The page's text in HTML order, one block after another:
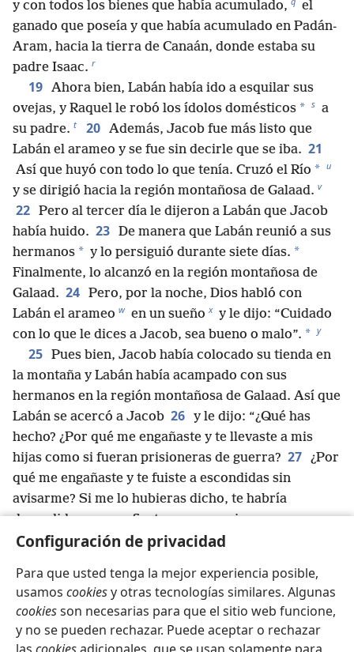
Configuración de privacidad
Para que usted tenga la mejor experiencia posible,
usamos cookiesy otras tecnologías similares. Algunas
cookiesson necesarias para que el sitio web funcione,
y no se pueden rechazar. Puede aceptar o rechazar
y con todos los bienes que había acumulado,
el
ganado que poseía y que había acumulado en Padán-
Aram, hacia la tierra de Canaán, donde estaba su
padre Isaac. r
19 Ahora bien, Labán había ido a esquilar sus
ovejas, y Raquel le robó los ídolos domésticos * s a
su padre. t 20 Además, Jacob fue más listo que
Labán el arameo y se fue sin decirle que se iba. 21
Así que huyó con todo lo que tenía. Cruzó el Río * u
y se dirigió hacia la región montañosa de Galaad. v
22 Pero al tercer día le dijeron a Labán que Jacob
había huido. 23 De manera que Labán reunió a sus
hermanos * y lo persiguió durante siete días. *
Finalmente, lo alcanzó en la región montañosa de
Galaad. 24 Pero, por la noche, Dios habló con
Labán el arameo w en un sueño x y le dijo: “Cuidado
con lo que le dices a Jacob, sea bueno o malo”. * y
25 Pues bien, Jacob había colocado su tienda en
la montaña y Labán había acampado con sus
hermanos en la región montañosa de Galaad. Así que
Labán se acercó a Jacob 26 y le dijo: “¿Qué has
hecho? ¿Por qué me engañaste y te llevaste a mis
hijas como si fueran prisioneras de guerra? 27 ¿Por
qué me engañaste y te fuiste a escondidas sin
avisarme? Si me lo hubieras dicho, te habría
despedido con una fiesta y con canciones,
panderetas y arpas. 28 Ni siquiera me diste la
portaste como un tonto.
29 Yo podría hacerles
daño, pero el Dios del padre de ustedes me dijo
anoche: ‘Cuidado con lo que le dices a Jacob, sea
bueno o malo’.
30 Entiendo que extrañes la casa